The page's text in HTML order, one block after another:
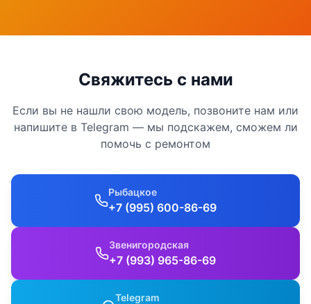
Свяжитесь с нами
Если вы не нашли свою модель, позвоните нам или
напишите в Telegram — мы подскажем, сможем ли
помочь с ремонтом
Рыбацкое
+7 (995) 600-86-69
Звенигородская
+7 (993) 965-86-69
Telegram